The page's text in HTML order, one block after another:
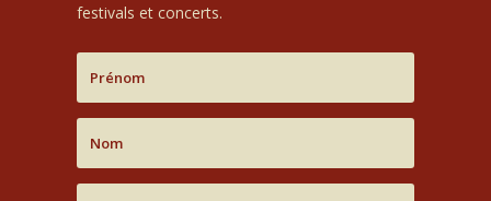
festivals et concerts.